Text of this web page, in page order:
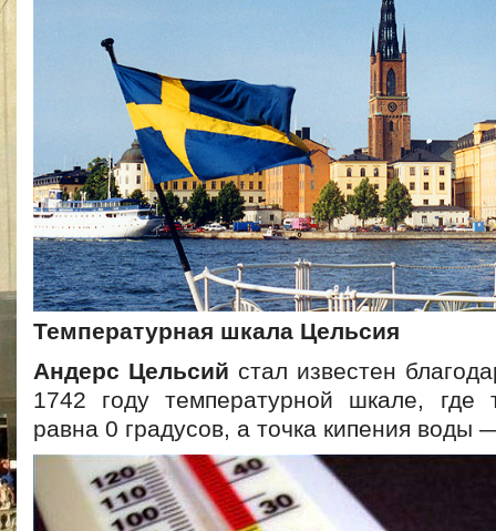
Температурная шкала Цельсия
Aндерс Цельсий стал известен
1742 году температурной шкале, где
равна 0 градусов, а точка кипения воды